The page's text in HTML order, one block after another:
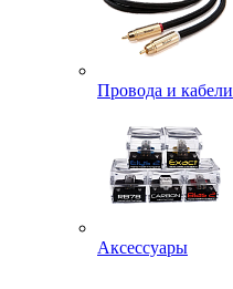
Провода и кабели
Аксессуары